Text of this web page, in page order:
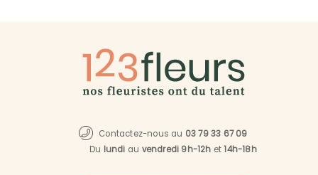
Contactez-nous au 03 79 33 67 09
Du lundi au vendredi 9h-12h et14h-18h